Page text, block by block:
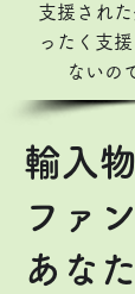
支援され
ったく支
ないの
輸入
ファ
あな